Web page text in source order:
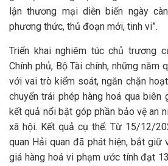
lận thương mại diễn biến ngày
phương thức, thủ đoạn mới, tinh vi”.
Triển khai nghiêm túc chủ trương
Chính phủ, Bộ Tài chính, những năm
với vai trò kiểm soát, ngăn chặn
chuyển trái phép hàng hoá qua
kết quả nổi bật góp phần bảo vệ an
xã hội. Kết quả cụ thể: Từ 15/12/
quan Hải quan đã phát hiện, bắt giữ
giá hàng hoá vi phạm ước tính đạt